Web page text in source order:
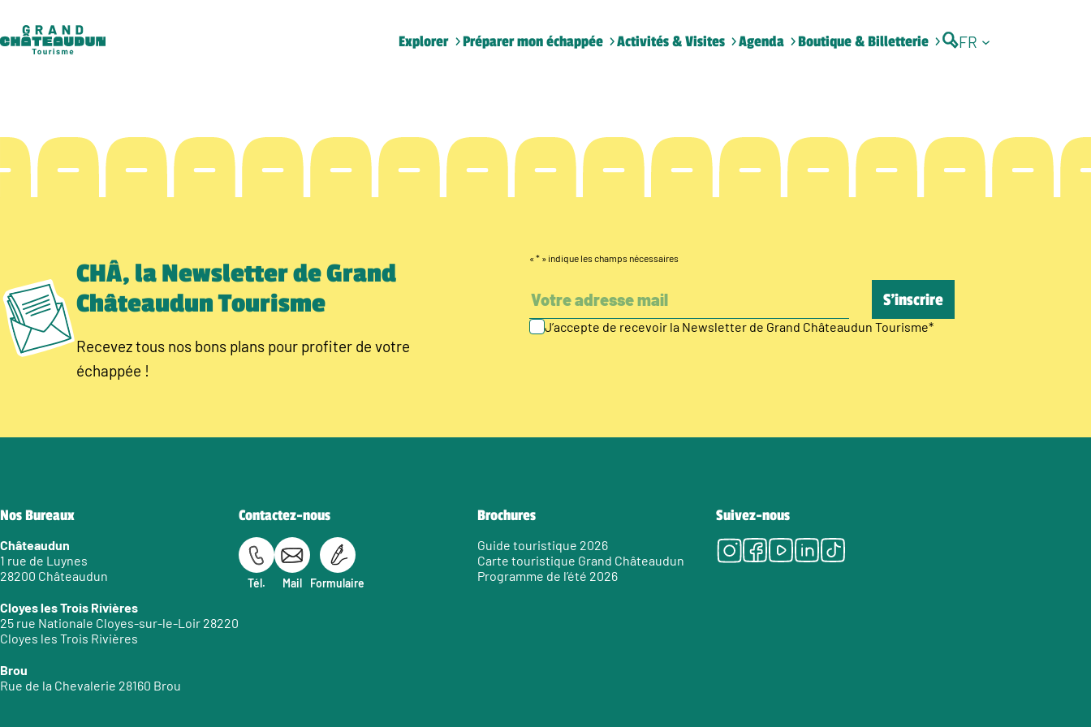
contenu
Explorer Préparer mon échappée Activités & Visites Agenda Boutique & Billetterie FR
CHÂ, la Newsletter de Grand
Châteaudun Tourisme
Recevez tous nos bons plans pour profiter de votre
échappée !
« * » indique les champs nécessaires
J’accepte de recevoir la Newsletter de Grand Châteaudun Tourisme*
Nos Bureaux
Châteaudun
1 rue de Luynes
28200 Châteaudun
Cloyes les Trois Rivières
25 rue Nationale Cloyes-sur-le-Loir 28220
Cloyes les Trois Rivières
Brou
Rue de la Chevalerie 28160 Brou
Contactez-nous
Tél. Mail Formulaire
Brochures
Guide touristique 2026
Carte touristique Grand Châteaudun
Programme de l’été 2026
Suivez-nous
Instagram
Facebook
Youtube
LinkedIn
Tiktok